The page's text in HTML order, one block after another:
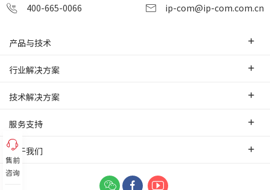
400-665-0066 ip-com@ip-com.com.cn
产品与技术
企业级路由器
网桥
网络安全
网络工具及配件
行业解决方案
中小企业
智慧酒店
智慧工厂
技术解决方案
SD-WAN互联
PoE监控传输
服务支持
办事处
售前服务
关于我们
联系我们
售前
咨询